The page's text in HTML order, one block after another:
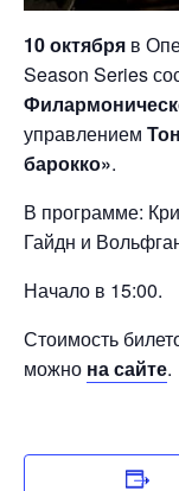
10 октября в
Season Series
управлением
барокко».
В программе:
Гайдн и
Начало в 15:00.
Стоимость
можно на сайте.